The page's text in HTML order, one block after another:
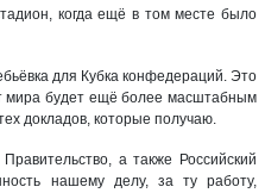
когда ещё в том месте было
для Кубка конфедераций. Это
мира будет ещё более масштабным
докладов, которые получаю.
а также Российский
нашему делу, за ту работу,